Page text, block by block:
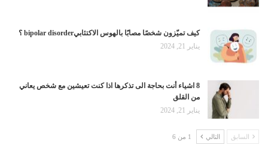
كيف تميّزون شخصًا مصابًا بالهوس الاكتئابيbipolar disorder ؟
يناير 21, 2024
8 اشياء أنت بحاجة الى تذكرها اذا كنت تعيشين مع شخص يعاني
من القلق
يناير 21, 2024
السابق التالي 1 من 6